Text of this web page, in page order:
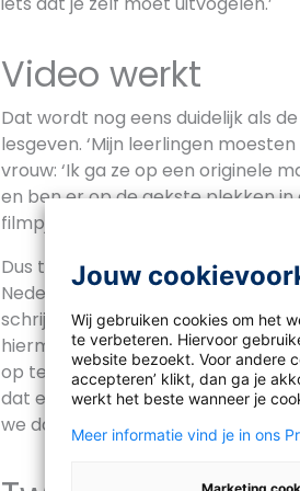
Video werkt
Dat wordt nog eens duidelijk als
lesgeven. ‘Mijn leerlingen
vrouw: ‘Ik ga ze op een originele
en ben er op de gekste plekken
filmpje van en de leerlingen
Dus trommelt hij goede vriend en
Nederlands is geboren. Samen
schrijvers als Lydia Rood, Caja
hiermee jongeren intrinsiek
op technisch begrijpend lezen,
dat elke leraar zichzelf eerst
we daarover gaan praten met
Jouw
Wij gebruiken cookies om het
te verbeteren. Hiervoor
website bezoekt. Voor andere
accepteren’ klikt, dan ga je
werkt het beste wanneer je
Meer informatie vind je in ons
Marketing